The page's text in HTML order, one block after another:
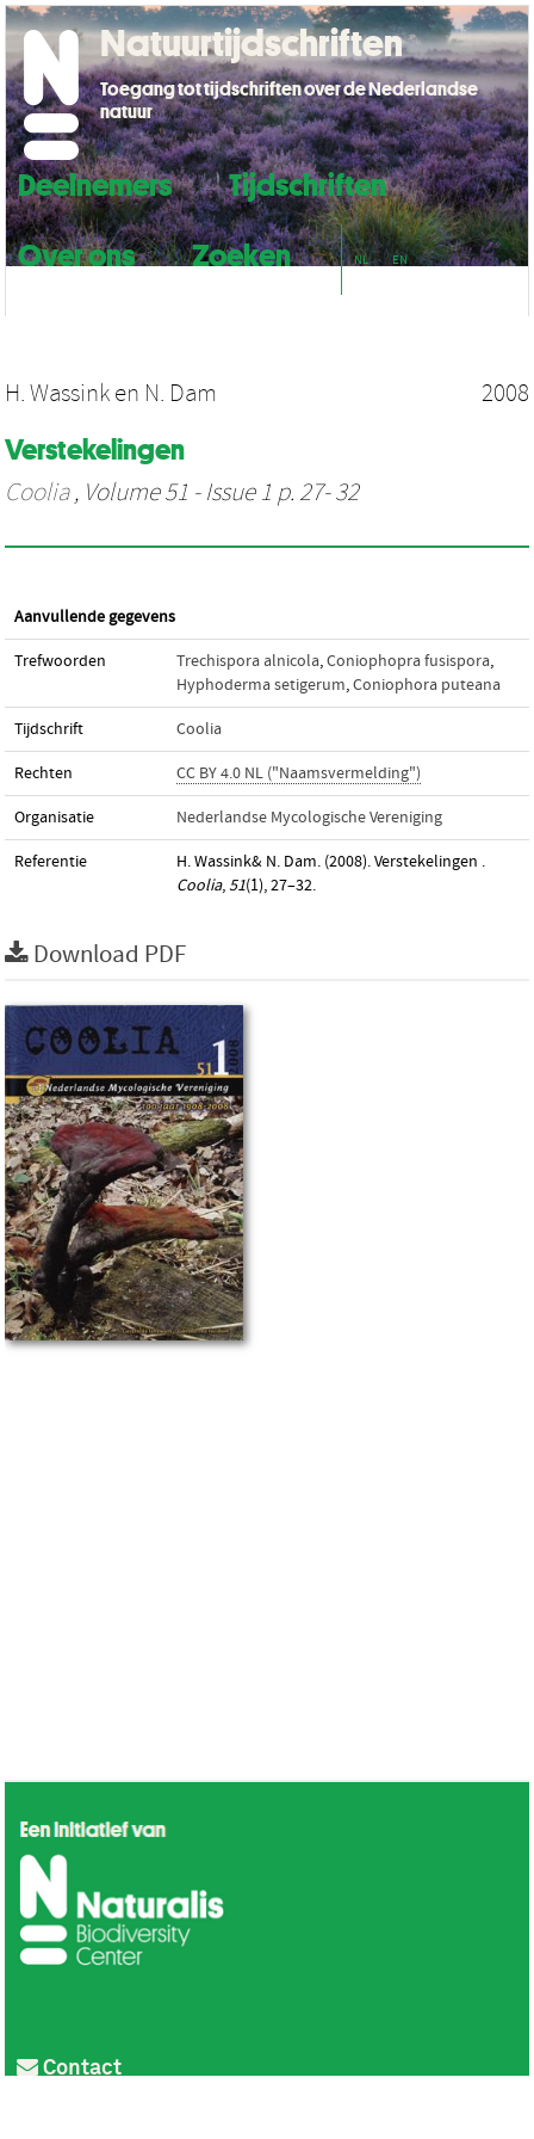
Deelnemers
Tijdschriften
Over ons
Zoeken NL EN
Natuurtijdschriften
Toegang tot tijdschriften over de Nederlandse
natuur
H. Wassink en N. Dam 2008
Verstekelingen
Coolia, Volume 51 - Issue 1 p. 27- 32
Aanvullende gegevens
Trefwoorden Trechispora alnicola,Coniophopra fusispora,
Hyphoderma setigerum,Coniophora puteana
Tijdschrift Coolia
Rechten CC BY 4.0 NL ("Naamsvermelding")
Organisatie Nederlandse Mycologische Vereniging
Referentie
H. Wassink& N. Dam. (2008). Verstekelingen .
Coolia,51(1), 27–32.
Download PDF
Contact